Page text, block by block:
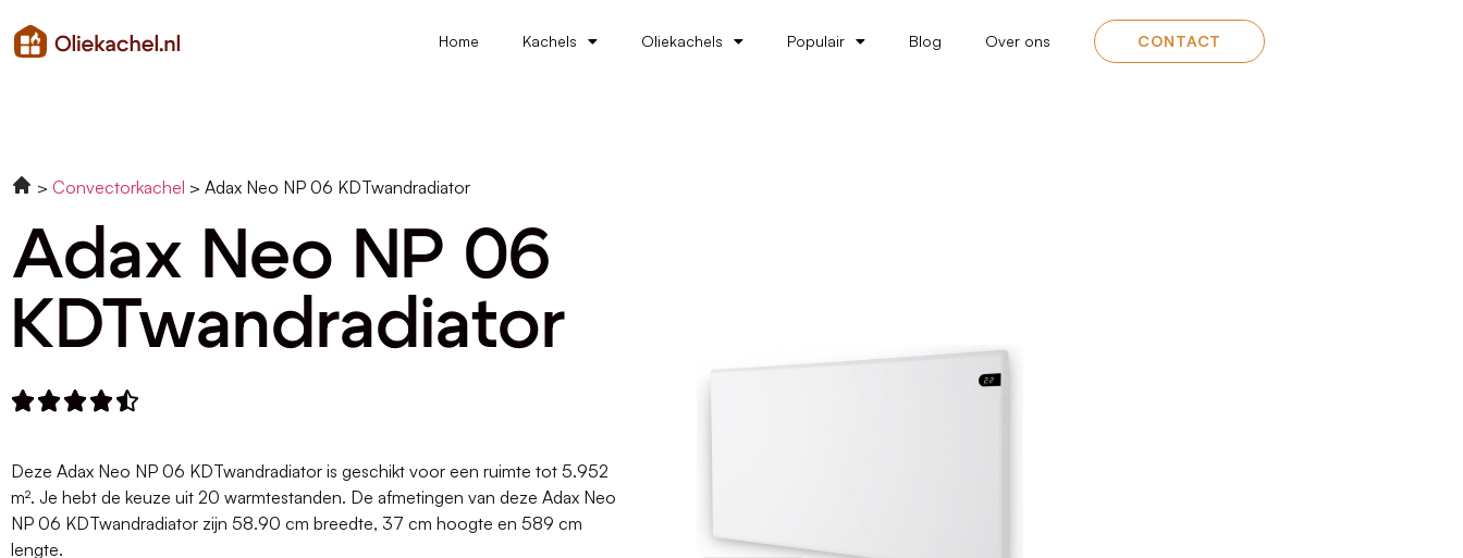
Home Kachels Oliekachels Populair Blog Over ons CONTACT
Convectorkachel Adax Neo NP 06 KDTwandradiator
Adax Neo NP 06
KDTwandradiator

Deze Adax Neo NP 06 KDTwandradiator is geschikt voor een ruimte tot 5.952
m². Je hebt de keuze uit 20 warmtestanden. De afmetingen van deze Adax Neo
NP 06 KDTwandradiator zijn 58.90 cm breedte, 37 cm hoogte en 589 cm
lengte.